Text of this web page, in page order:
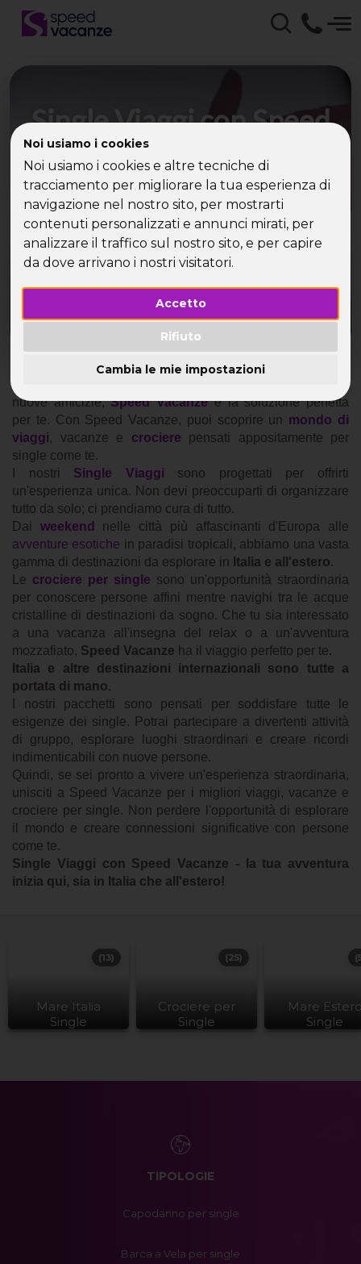
Noi usiamo i cookies
Noi usiamo i cookies e altre tecniche di
tracciamento per migliorare la tua esperienza di
navigazione nel nostro sito, per mostrarti
contenuti personalizzati e annunci mirati, per
analizzare il traffico sul nostro sito, e per capire
da dove arrivano i nostri visitatori.
Accetto
Rifiuto
Cambia le mie impostazioni
Single Viaggi con Speed
Vacanze - Viaggi
Vacanze Crociere per
single
Single Viaggi con Speed Vacanze: vacanze, viaggi,
weekend e incontri per conoscere nuovi single!
nuove amicizie,Speed Vacanzeè la soluzione perfetta
per te. Con Speed Vacanze, puoi scoprire un mondo di
viaggi, vacanze e crociere pensati appositamente per
single come te.
I nostri Single Viaggi sono progettati per offrirti
un'esperienza unica. Non devi preoccuparti di organizzare
tutto da solo; ci prendiamo cura di tutto.
Dai weekend
nelle città più affascinanti d'Europa alle
avventure esotiche in paradisi tropicali, abbiamo una vasta
gamma di destinazioni da esplorare in Italia e all'estero.
Le crociere per single sono un'opportunità straordinaria
per conoscere persone affini mentre navighi tra le acque
cristalline di destinazioni da sogno. Che tu sia interessato
a una vacanza all'insegna del relax o a un'avventura
mozzafiato, Speed Vacanze ha il viaggio perfetto per te.
Italia e altre destinazioni internazionali sono tutte a
portata di mano.
I nostri pacchetti sono pensati per soddisfare tutte le
esigenze dei single. Potrai partecipare a divertenti attività
di gruppo, esplorare luoghi straordinari e creare ricordi
indimenticabili con nuove persone.
Quindi, se sei pronto a vivere un'esperienza straordinaria,
unisciti a Speed Vacanze per i migliori viaggi, vacanze e
crociere per single. Non perdere l'opportunità di esplorare
il mondo e creare connessioni significative con persone
come te.
Single Viaggi con Speed Vacanze - la tua avventura
inizia qui, sia in Italia che all'estero!
Mare Italia
Single
(13)
Crociere per
Single
(25)
Mare
Single
TIPOLOGIE
Capodanno per single
Barca a Vela per single